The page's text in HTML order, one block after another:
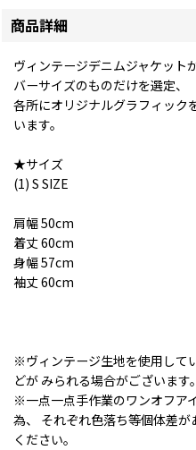
商品詳細
ヴィンテージデニムジャケット
バーサイズのものだけを選定、
各所にオリジナルグラフィック
います。
★サイズ
(1) S SIZE
肩幅 50cm
着丈 60cm
身幅 57cm
袖丈 60cm
※ヴィンテージ生地を使用して
どが みられる場合がございます
※一点一点手作業のワンオフア
為、 それぞれ色落ち等個体差
ください。